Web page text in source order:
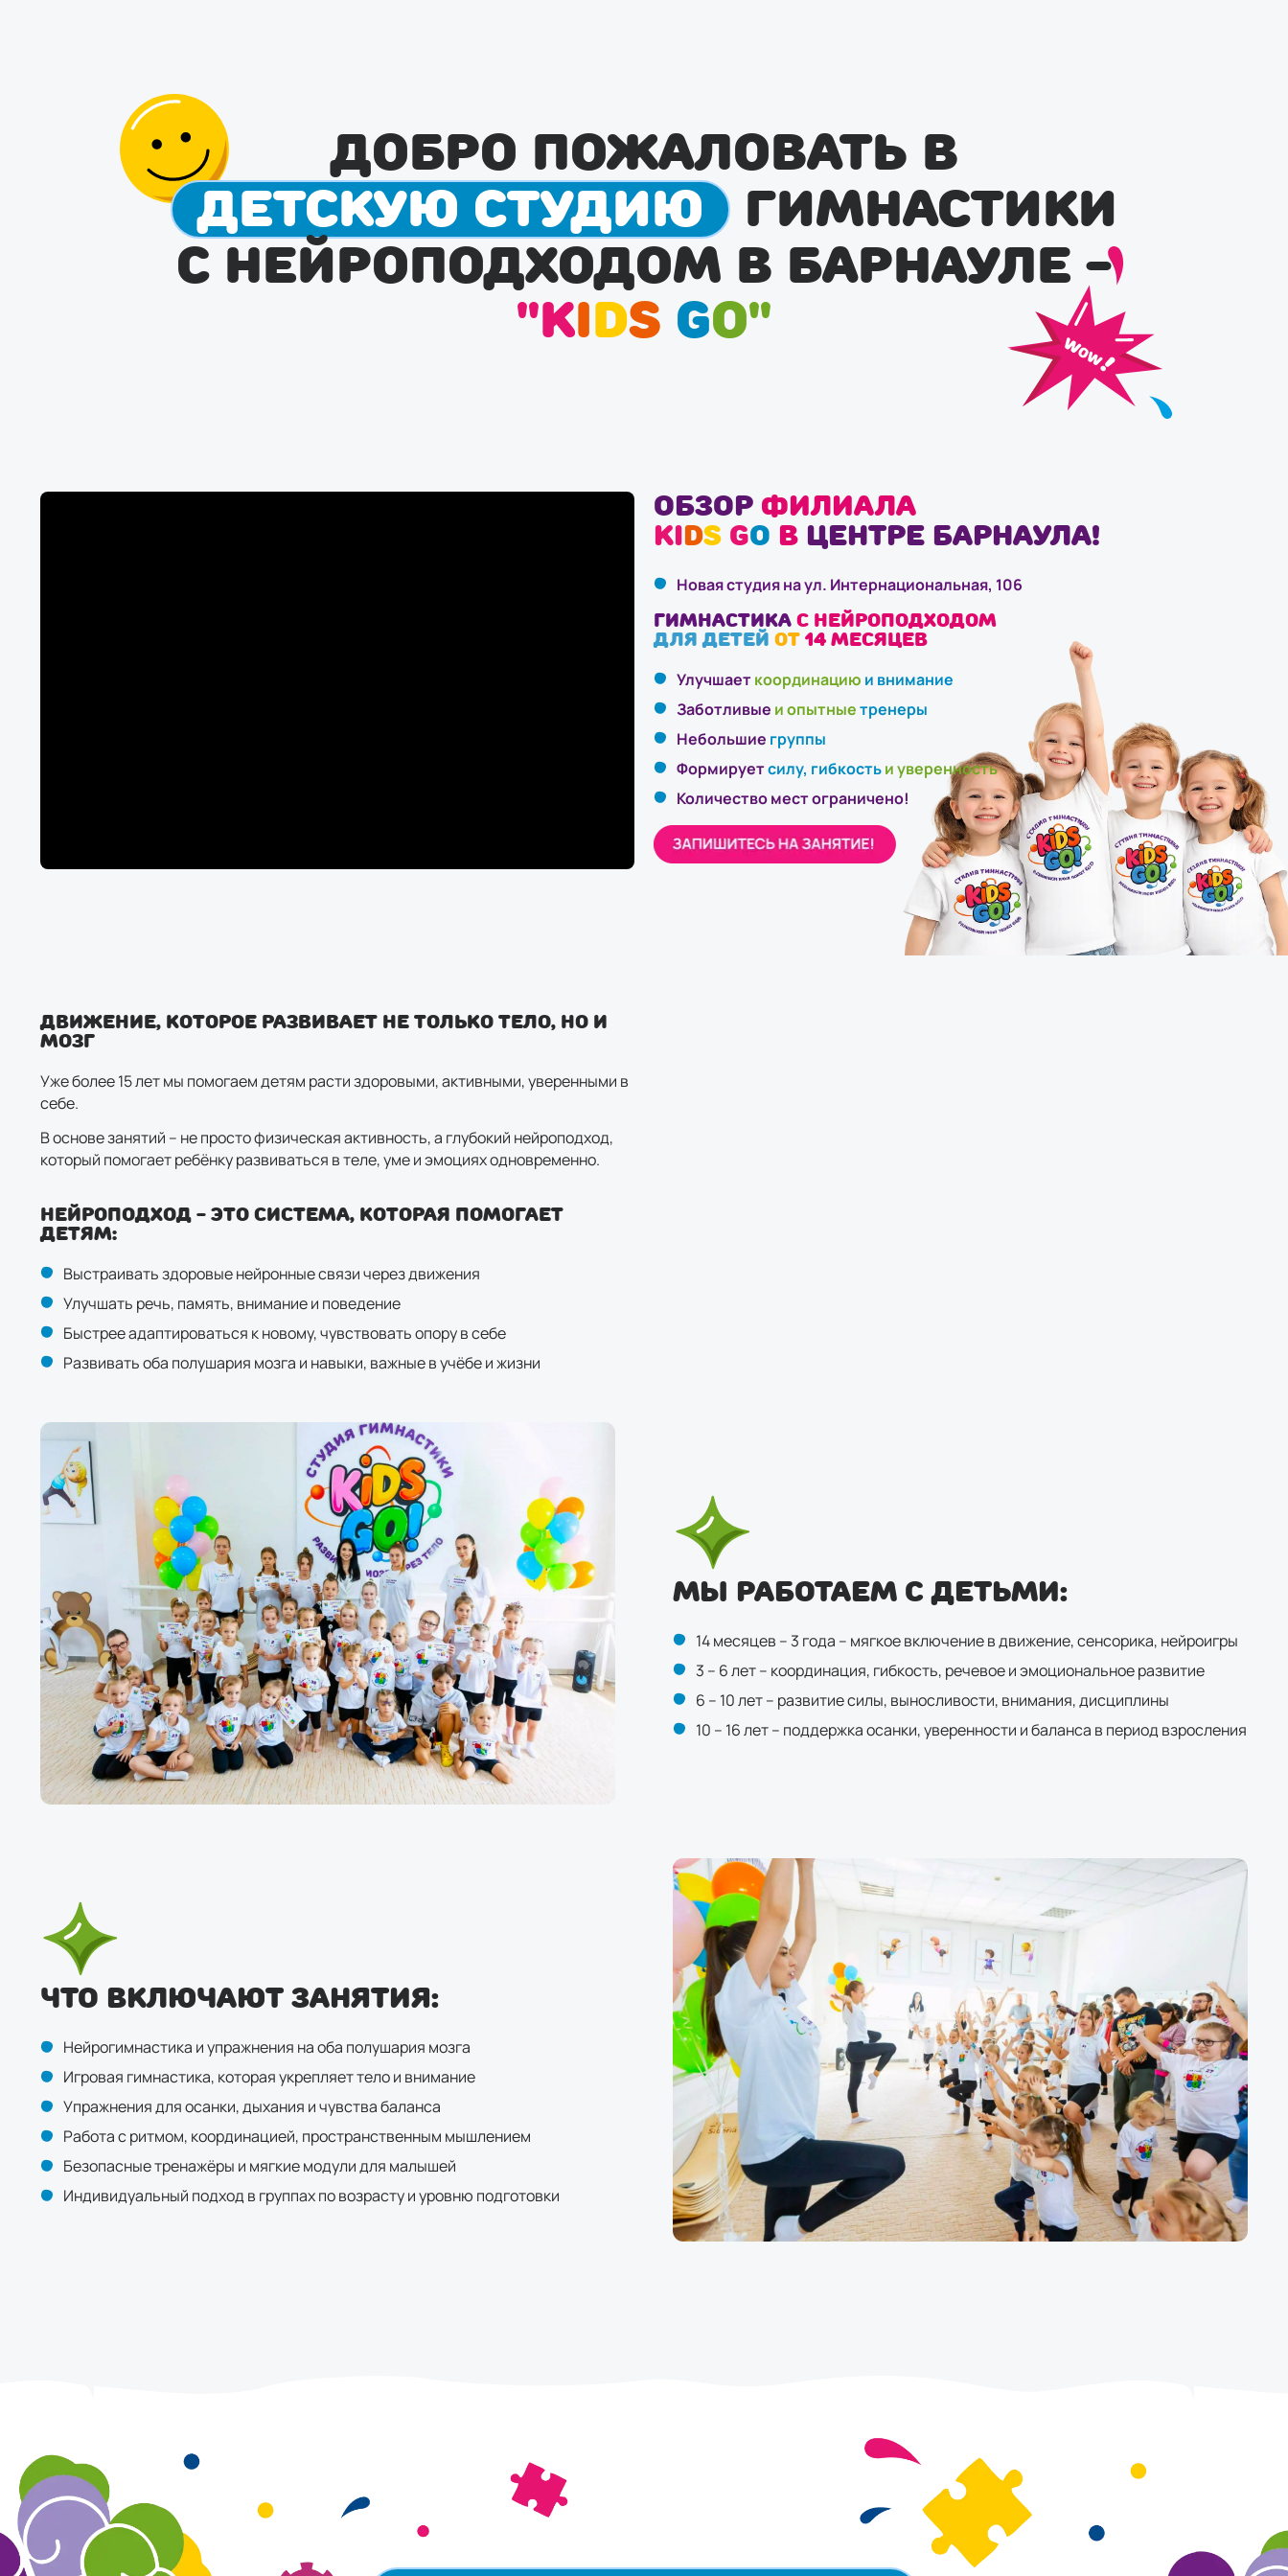
Добро пожаловать в
детскую студию
гимнастики
с нейроподходом в Барнауле -
"Kids Go"
Обзор филиала
KIDS GO вцентре Барнаула!
Новая студия на ул. Интернациональная, 106
Гимнастикас нейроподходом
для детей от14 месяцев
Улучшаеткоординацию и внимание
Заботливые и опытныетренеры
Небольшие группы
Формируетсилу, гибкостьи уверенность
Количество мест ограничено!
Движение, которое развивает не только тело, но и
мозг
Уже более 15 лет мы помогаем детям расти здоровыми, активными, уверенными в
себе.
В основе занятий – не просто физическая активность, а глубокий нейроподход,
который помогает ребёнку развиваться в теле, уме и эмоциях одновременно.
Нейроподход - это система, которая помогает
детям:
Выстраивать здоровые нейронные связи через движения
Улучшать речь, память, внимание и поведение
Быстрее адаптироваться к новому, чувствовать опору в себе
Развивать оба полушария мозга и навыки, важные в учёбе и жизни
МЫ РАБОТАЕМ С ДЕТЬМИ:
14 месяцев – 3 года – мягкое включение в движение, сенсорика, нейроигры
3 – 6 лет – координация, гибкость, речевое и эмоциональное развитие
6 – 10 лет – развитие силы, выносливости, внимания, дисциплины
10 – 16 лет – поддержка осанки, уверенности и баланса в период взросления
Что включают занятия:
Нейрогимнастика и упражнения на оба полушария мозга
Игровая гимнастика, которая укрепляет тело и внимание
Упражнения для осанки, дыхания и чувства баланса
Работа с ритмом, координацией, пространственным мышлением
Безопасные тренажёры и мягкие модули для малышей
Индивидуальный подход в группах по возрасту и уровню подготовки